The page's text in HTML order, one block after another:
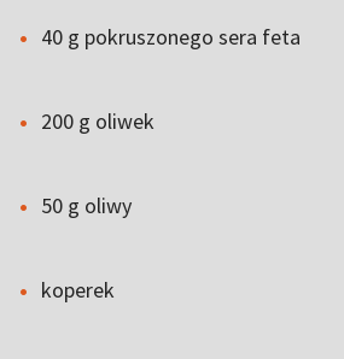
40 g pokruszonego sera feta
200 g oliwek
50 g oliwy
koperek